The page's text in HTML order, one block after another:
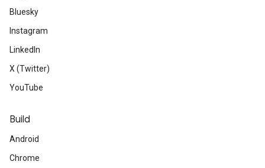
Bluesky
Instagram
LinkedIn
X (Twitter)
YouTube
Build
Android
Chrome